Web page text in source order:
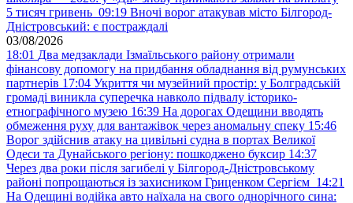
5 тисяч гривень 09:19 Вночі ворог атакував місто Білгород-
Дністровський: є постраждалі
03/08/2026
18:01 Два медзаклади Ізмаїльського району отримали
фінансову допомогу на придбання обладнання від румунських
партнерів 17:04 Укриття чи музейний простір: у Болградській
громаді виникла суперечка навколо підвалу історико-
етнографічного музею 16:39 На дорогах Одещини вводять
обмеження руху для вантажівок через аномальну спеку 15:46
Ворог здійснив атаку на цивільні судна в портах Великої
Одеси та Дунайського регіону: пошкоджено буксир 14:37
Через два роки після загибелі у Білгород-Дністровському
районі попрощаються із захисником Гриценком Сергієм 14:21
На Одещині водійка авто наїхала на свого однорічного сина: